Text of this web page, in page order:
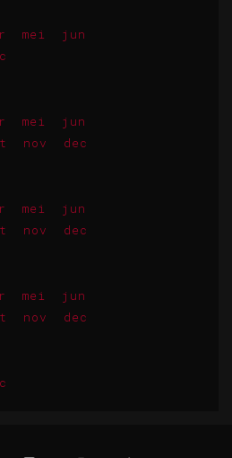
mei
jun
mei
jun
nov dec
mei
jun
nov dec
mei
jun
nov dec